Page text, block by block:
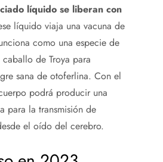
líquido se liberan con
líquido viaja una vacuna de
como una especie de
de Troya para
sana de otoferlina. Con el
podrá producir una
para la transmisión de
el oído del cerebro.